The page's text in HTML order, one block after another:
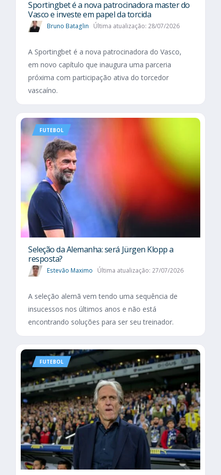
Sportingbet é a nova patrocinadora master do
Vasco e investe em papel da torcida
Bruno Bataglin Última atualização: 28/07/2026
A Sportingbet é a nova patrocinadora do Vasco,
em novo capítulo que inaugura uma parceria
próxima com participação ativa do torcedor
vascaíno.
FUTEBOL
Seleção da Alemanha: será Jürgen Klopp a
resposta?
Estevão Maximo Última atualização: 27/07/2026
A seleção alemã vem tendo uma sequência de
insucessos nos últimos anos e não está
encontrando soluções para ser seu treinador.
FUTEBOL